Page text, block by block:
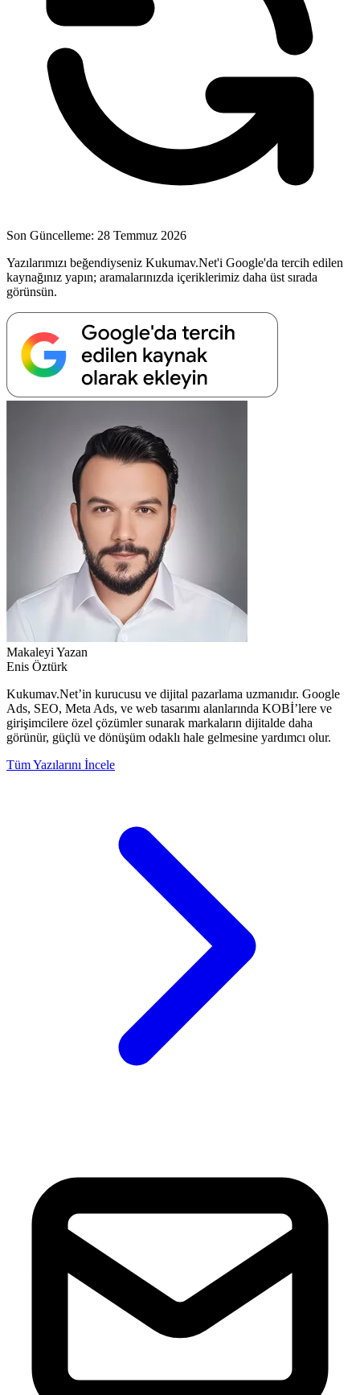
Son Güncelleme: 28 Temmuz 2026
Yazılarımızı beğendiyseniz Kukumav.Net'i Google'da tercih edilen
kaynağınız yapın; aramalarınızda içeriklerimiz daha üst sırada
görünsün.
Makaleyi Yazan
Enis Öztürk
Kukumav.Net’in kurucusu ve dijital pazarlama uzmanıdır. Google
Ads, SEO, Meta Ads, ve web tasarımı alanlarında KOBİ’lere ve
girişimcilere özel çözümler sunarak markaların dijitalde daha
görünür, güçlü ve dönüşüm odaklı hale gelmesine yardımcı olur.
Tüm Yazılarını İncele